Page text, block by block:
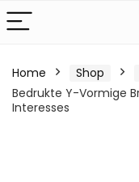
Home Shop
Bedrukte Y-Vormige
Interesses